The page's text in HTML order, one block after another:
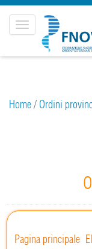
Toggle
navigation
Home/ Ordini
Pagina principale